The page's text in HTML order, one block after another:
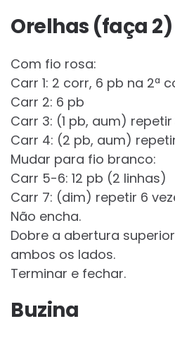
Orelhas (faça 2)
Com fio rosa:
Carr 1: 2 corr, 6 pb na 2ª
Carr 2: 6 pb
Carr 3: (1 pb, aum) repetir
Carr 4: (2 pb, aum) repetir
Mudar para fio branco:
Carr 5-6: 12 pb (2 linhas)
Carr 7: (dim) repetir 6
Não encha.
Dobre a abertura
ambos os lados.
Terminar e fechar.
Buzina